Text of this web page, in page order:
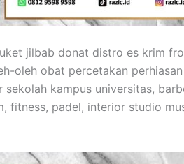
jilbab donat distro es krim
oleh obat percetakan
kampus universitas,
fitness, padel, interior studio